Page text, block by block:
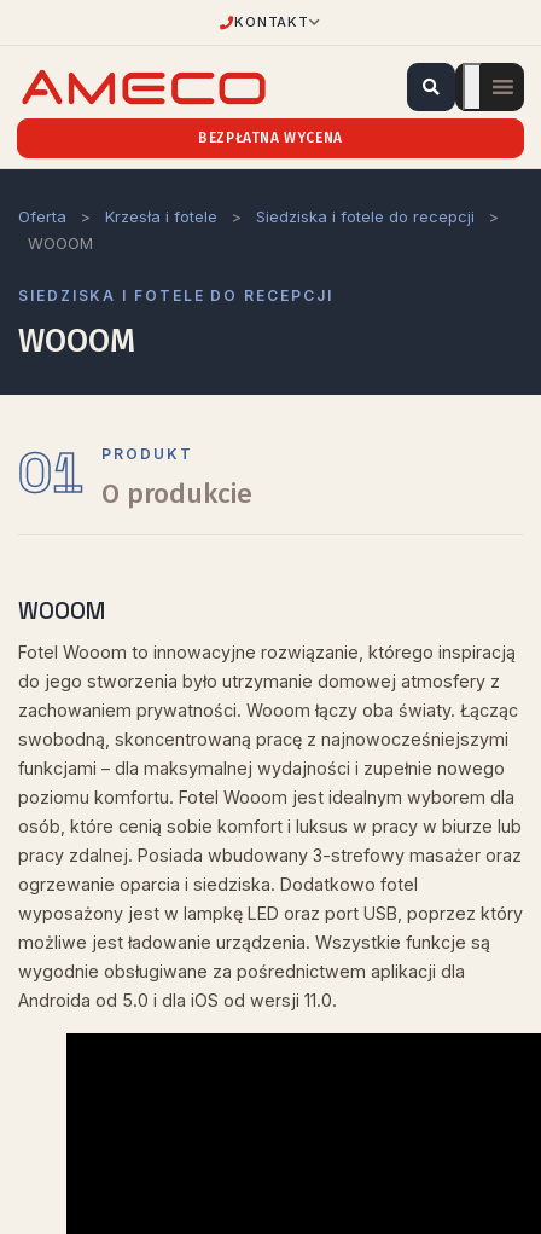
KONTAKT
BEZPŁATNA WYCENA
Oferta > Krzesła i fotele > Siedziska i fotele do recepcji
>
WOOOM
SIEDZISKA I FOTELE DO RECEPCJI
WOOOM
01 PRODUKT
O produkcie
WOOOM
Fotel Wooom to innowacyjne rozwiązanie, którego inspiracją
do jego stworzenia było utrzymanie domowej atmosfery z
zachowaniem prywatności. Wooom łączy oba światy. Łącząc
swobodną, ​​skoncentrowaną pracę z najnowocześniejszymi
funkcjami – dla maksymalnej wydajności i zupełnie nowego
poziomu komfortu. Fotel Wooom jest idealnym wyborem dla
osób, które cenią sobie komfort i luksus w pracy w biurze lub
pracy zdalnej. Posiada wbudowany 3-strefowy masażer oraz
ogrzewanie oparcia i siedziska. Dodatkowo fotel
wyposażony jest w lampkę LED oraz port USB, poprzez który
możliwe jest ładowanie urządzenia. Wszystkie funkcje są
wygodnie obsługiwane za pośrednictwem aplikacji dla
Androida od 5.0 i dla iOS od wersji 11.0.